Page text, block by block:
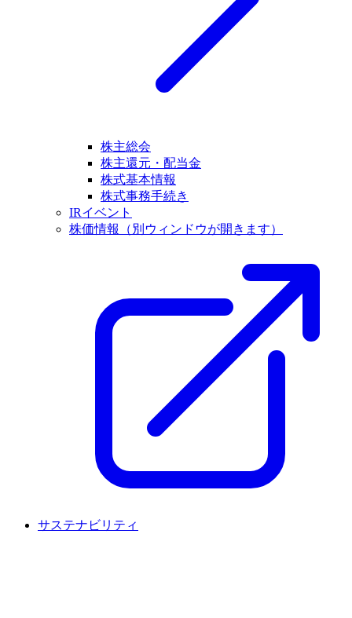
株主総会
株主還元・配当金
株式基本情報
株式事務手続き
IRイベント
株価情報
（別ウィンドウが開きます）
サステナビリティ